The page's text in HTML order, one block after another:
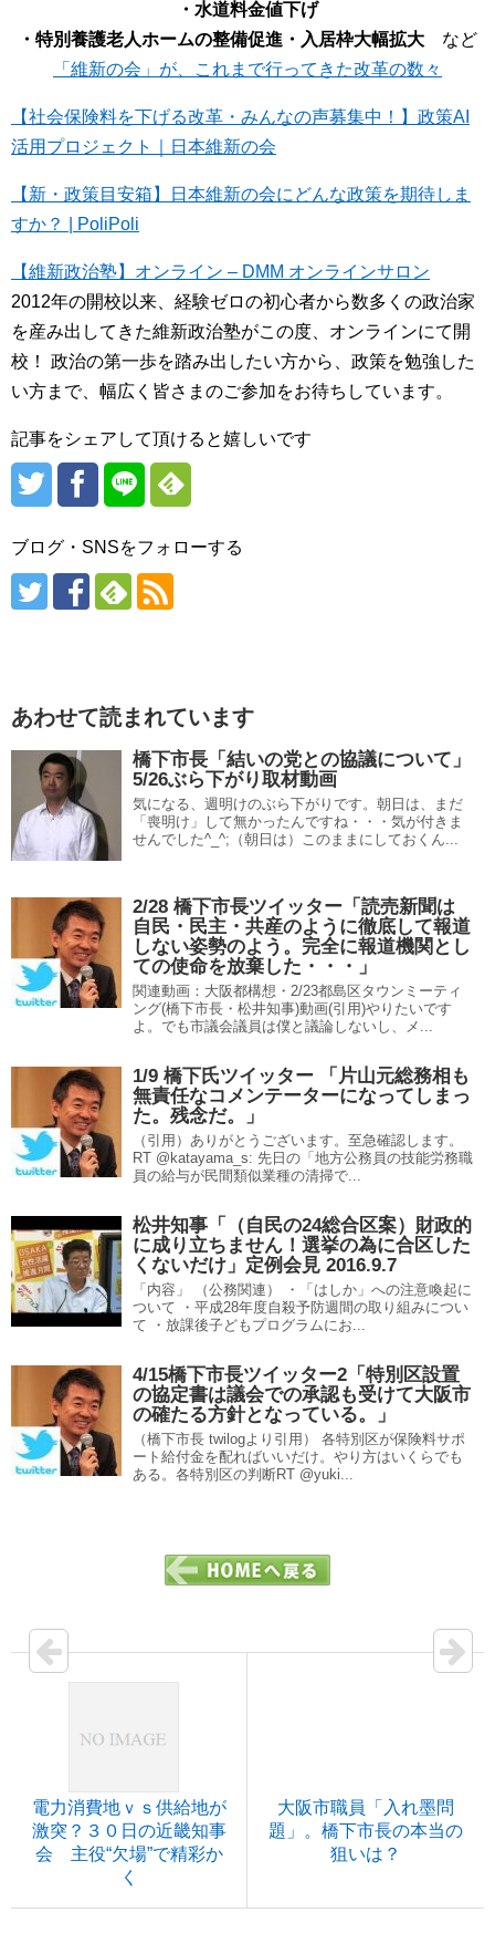
・水道料金値下げ
・特別養護老人ホームの整備促進・入居枠大幅拡大 など
「維新の会」が、これまで行ってきた改革の数々
【社会保険料を下げる改革・みんなの声募集中！】政策AI
活用プロジェクト｜日本維新の会
【新・政策目安箱】日本維新の会にどんな政策を期待しま
すか？ | PoliPoli
【維新政治塾】オンライン – DMM オンラインサロン
2012年の開校以来、経験ゼロの初心者から数多くの政治家
を産み出してきた維新政治塾がこの度、オンラインにて開
校！ 政治の第一歩を踏み出したい方から、政策を勉強した
い方まで、幅広く皆さまのご参加をお待ちしています。
記事をシェアして頂けると嬉しいです
ブログ・SNSをフォローする
あわせて読まれています
橋下市長「結いの党との協議について」
5/26ぶら下がり取材動画
気になる、週明けのぶら下がりです。朝日は、まだ
「喪明け」して無かったんですね・・・気が付きま
せんでした^_^;（朝日は）このままにしておくん...
2/28 橋下市長ツイッター「読売新聞は
自民・民主・共産のように徹底して報道
しない姿勢のよう。完全に報道機関とし
ての使命を放棄した・・・」
関連動画：大阪都構想・2/23都島区タウンミーティ
ング(橋下市長・松井知事)動画(引用)やりたいです
よ。でも市議会議員は僕と議論しないし、メ...
1/9 橋下氏ツイッター 「片山元総務相も
無責任なコメンテーターになってしまっ
た。残念だ。」
（引用）ありがとうございます。至急確認します。
RT @katayama_s: 先日の「地方公務員の技能労務職
員の給与が民間類似業種の清掃で...
松井知事「（自民の24総合区案）財政的
に成り立ちません！選挙の為に合区した
くないだけ」定例会見 2016.9.7
「内容」 （公務関連） ・「はしか」への注意喚起に
ついて ・平成28年度自殺予防週間の取り組みについ
て ・放課後子どもプログラムにお...
4/15橋下市長ツイッター2「特別区設置
の協定書は議会での承認も受けて大阪市
の確たる方針となっている。」
（橋下市長 twilogより引用） 各特別区が保険料サポ
ート給付金を配ればいいだけ。やり方はいくらでも
ある。各特別区の判断RT @yuki...
電力消費地ｖｓ供給地が
激突？３０日の近畿知事
会 主役“欠場”で精彩か
く
大阪市職員「入れ墨問
題」。橋下市長の本当の
狙いは？